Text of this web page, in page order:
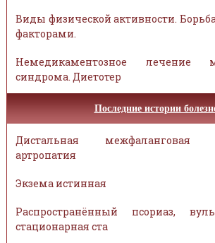
Виды физической активности.
факторами.
Немедикаментозное лечение
синдрома. Диетотер
Последние истории
Дистальная межфаланговая
артропатия
Экзема истинная
Распространённый псориаз,
стационарная ста